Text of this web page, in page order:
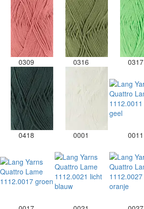
0309 0316 0317
0418 0001 0011